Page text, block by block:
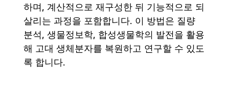
하며, 계산적으로 재구성한 뒤 기능적으로 되
살리는 과정을 포함합니다. 이 방법은 질량
분석, 생물정보학, 합성생물학의 발전을 활용
해 고대 생체분자를 복원하고 연구할 수 있도
록 합니다.